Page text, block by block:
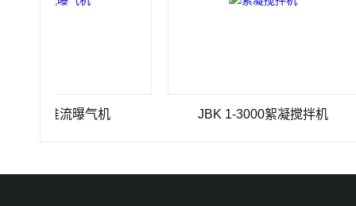
推流曝气机 JBK 1-3000絮凝搅拌机